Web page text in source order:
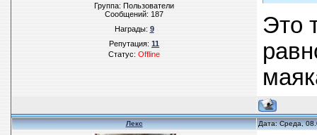
Группа: Пользователи
Сообщений:187
Награды:9
Репутация:11
Статус:Offline
Это
Лекс Дата: Среда,